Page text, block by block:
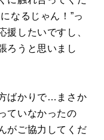
なるじゃん！”っ
援したいですし、
ろうと思いまし
ばかりで…まさか
ていなかったの
がご協力してくだ